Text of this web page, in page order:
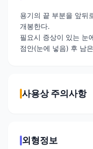
용기의 끝 부분을 앞뒤
개봉한다.
필요시 증상이 있는 눈
점안(눈에 넣음) 후 남
사용상 주의사항
외형정보